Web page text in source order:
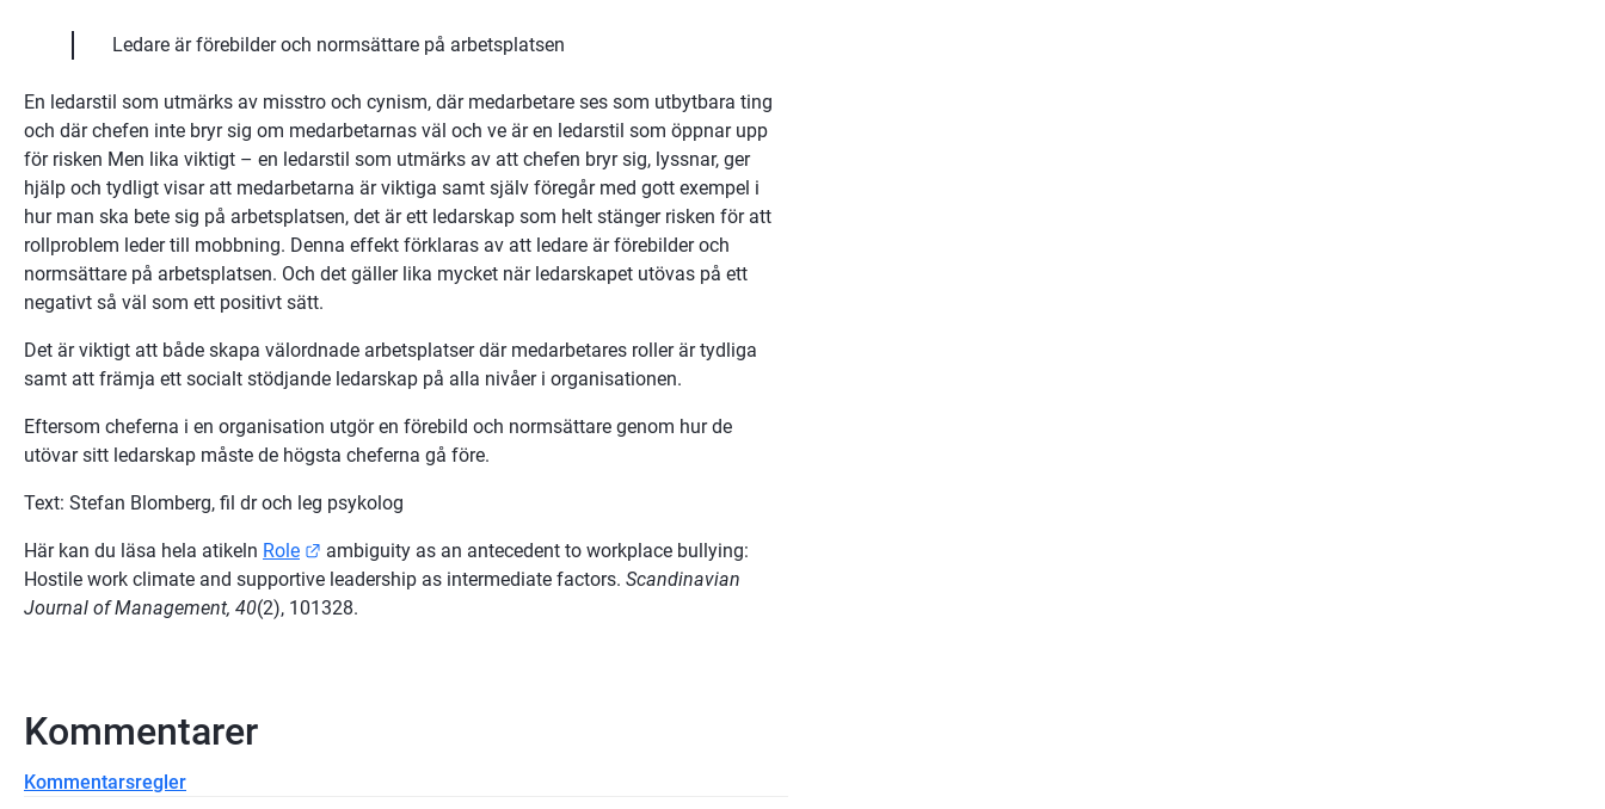
Ledare är förebilder och normsättare på arbetsplatsen
En ledarstil som utmärks av misstro och cynism, där medarbetare ses som utbytbara ting
och där chefen inte bryr sig om medarbetarnas väl och ve är en ledarstil som öppnar upp
för risken Men lika viktigt – en ledarstil som utmärks av att chefen bryr sig, lyssnar, ger
hjälp och tydligt visar att medarbetarna är viktiga samt själv föregår med gott exempel i
hur man ska bete sig på arbetsplatsen, det är ett ledarskap som helt stänger risken för att
rollproblem leder till mobbning. Denna effekt förklaras av att ledare är förebilder och
normsättare på arbetsplatsen. Och det gäller lika mycket när ledarskapet utövas på ett
negativt så väl som ett positivt sätt.
Det är viktigt att både skapa välordnade arbetsplatser där medarbetares roller är tydliga
samt att främja ett socialt stödjande ledarskap på alla nivåer i organisationen.
Eftersom cheferna i en organisation utgör en förebild och normsättare genom hur de
utövar sitt ledarskap måste de högsta cheferna gå före.
Text: Stefan Blomberg, fil dr och leg psykolog
Här kan du läsa hela atikeln Role Länk till annan webbplats.
ambiguity as an antecedent to workplace bullying:
Hostile work climate and supportive leadership as intermediate factors. Scandinavian
Journal of Management, 40(2), 101328.
Kommentarsregler
Kommentarer